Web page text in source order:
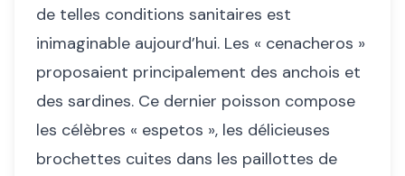
de telles conditions sanitaires est
inimaginable aujourd’hui. Les « cenacheros »
proposaient principalement des anchois et
des sardines. Ce dernier poisson compose
les célèbres « espetos », les délicieuses
brochettes cuites dans les paillottes de